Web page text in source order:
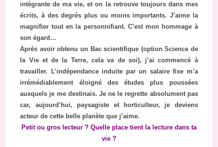
intégrante de ma vie, et on la retrouve toujours dans mes
écrits, à des degrés plus ou moins importants. J’aime la
magnifier tout en la personnifiant. C’est mon hommage à
son égard…
Après avoir obtenu un Bac scientifique (option Science de
la Vie et de la Terre, cela va de soi), j’ai commencé à
travailler. L’indépendance induite par un salaire fixe m’a
irrémédiablement éloigné des études plus poussées
auxquels je me destinais. Je ne le regrette absolument pas
car, aujourd’hui, paysagiste et horticulteur, je deviens
acteur de cette belle planète que j’aime.
Petit ou gros lecteur ? Quelle place tient la lecture dans ta
vie ?